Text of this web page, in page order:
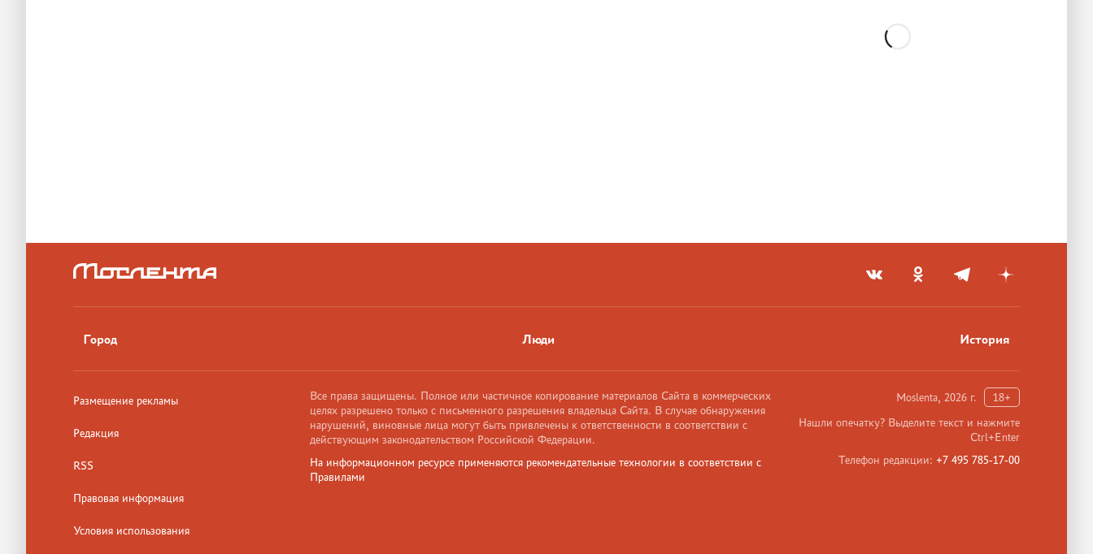
Город Люди История
Размещение рекламы
Редакция
RSS
Правовая информация
Условия использования
Moslenta, 2026 г.
18+
Нашли опечатку? Выделите текст и нажмите
Ctrl+Enter
Телефон редакции: +7 495 785-17-00
Все права защищены. Полное или частичное копирование материалов Сайта в коммерческих
целях разрешено только с письменного разрешения владельца Сайта. В случае обнаружения
нарушений, виновные лица могут быть привлечены к ответственности в соответствии с
действующим законодательством Российской Федерации.
На информационном ресурсе применяются рекомендательные технологии в соответствии с
Правилами